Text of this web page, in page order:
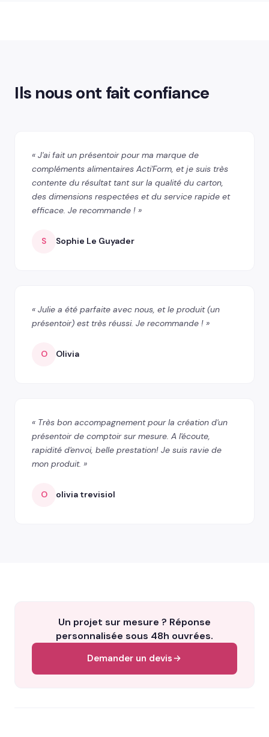
Ils nous ont fait confiance
« J'ai fait un présentoir pour ma marque de
compléments alimentaires Acti'Form, et je suis très
contente du résultat tant sur la qualité du carton,
des dimensions respectées et du service rapide et
efficace. Je recommande ! »
S Sophie Le Guyader
« Julie a été parfaite avec nous, et le produit (un
présentoir) est très réussi. Je recommande ! »
O Olivia
« Très bon accompagnement pour la création d'un
présentoir de comptoir sur mesure. A l'écoute,
rapidité d'envoi, belle prestation! Je suis ravie de
mon produit. »
O olivia trevisiol
Un projet sur mesure ? Réponse
personnalisée sous 48h ouvrées.
Demander un devis